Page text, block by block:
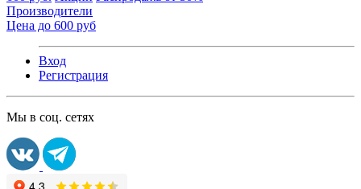
Производители
Цена до 600 руб
Вход
Регистрация
Мы в соц. сетях